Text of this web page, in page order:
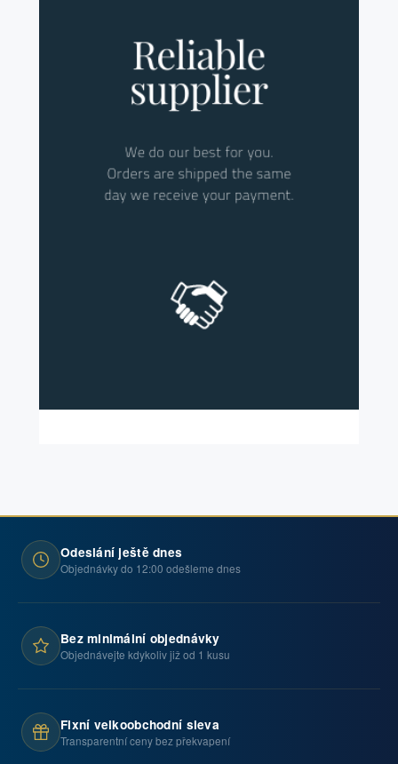
Odeslání ještě dnes
Objednávky do 12:00 odešleme dnes
Bez minimální objednávky
Objednávejte kdykoliv již od 1 kusu
Fixní velkoobchodní sleva
Transparentní ceny bez překvapení